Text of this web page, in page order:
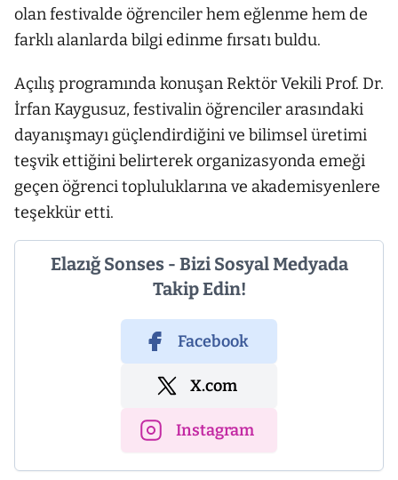
olan festivalde öğrenciler hem eğlenme hem de
farklı alanlarda bilgi edinme fırsatı buldu.
Açılış programında konuşan Rektör Vekili Prof. Dr.
İrfan Kaygusuz, festivalin öğrenciler arasındaki
dayanışmayı güçlendirdiğini ve bilimsel üretimi
teşvik ettiğini belirterek organizasyonda emeği
geçen öğrenci topluluklarına ve akademisyenlere
teşekkür etti.
Elazığ Sonses - Bizi Sosyal Medyada
Takip Edin!
Facebook
X.com
Instagram